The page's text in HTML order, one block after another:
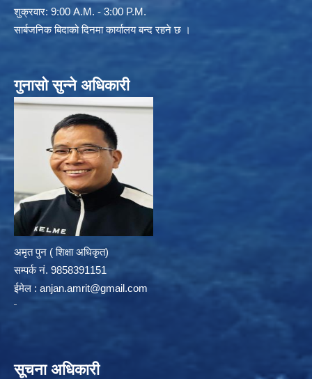
शुक्रवार: 9:00 A.M. - 3:00 P.M.
सार्बजनिक बिदाको दिनमा कार्यालय बन्द रहने छ ।
गुनासो सुन्ने अधिकारी
अमृत पुन ( शिक्षा अधिकृत)
सम्पर्क न‌ं. 9858391151
ईमेल : anjan.amrit@gmail.com
सूचना अधिकारी